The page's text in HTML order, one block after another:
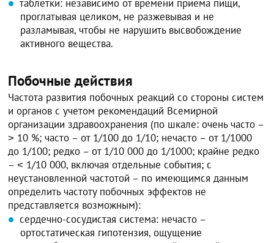
таблетки: независимо от времени приема пищи,
проглатывая целиком, не разжевывая и не
разламывая, чтобы не нарушить высвобождение
активного вещества.
Побочные действия
Частота развития побочных реакций со стороны систем
и органов с учетом рекомендаций Всемирной
организации здравоохранения (по шкале: очень часто –
˃ 10 %; часто – от 1/100 до 1/10; нечасто – от 1/1000
до 1/100; редко – от 1/10 000 до 1/1000; крайне редко
– ˂ 1/10 000, включая отдельные события; с
неустановленной частотой – по имеющимся данным
определить частоту побочных эффектов не
представляется возможным):
сердечно-сосудистая система: нечасто –
ортостатическая гипотензия, ощущение